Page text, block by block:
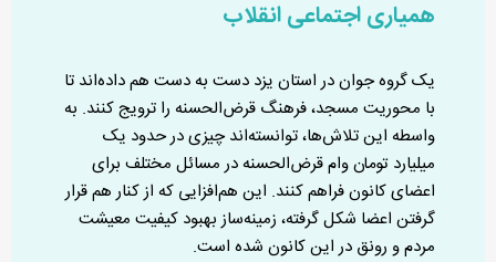
همیاری اجتماعی انقلاب
یک گروه جوان در استان یزد دست به دست هم داده‌اند تا
با محوریت مسجد، فرهنگ قرض‌الحسنه را ترویج کنند. به
واسطه این تلاش‌ها، توانسته‌اند چیزی در حدود یک
میلیارد تومان وام قرض‌الحسنه در مسائل مختلف برای
اعضای کانون فراهم کنند. این هم‌افزایی که از کنار هم قرار
گرفتن اعضا شکل گرفته، زمینه‌ساز بهبود کیفیت معیشت
مردم و رونق در این کانون شده است.